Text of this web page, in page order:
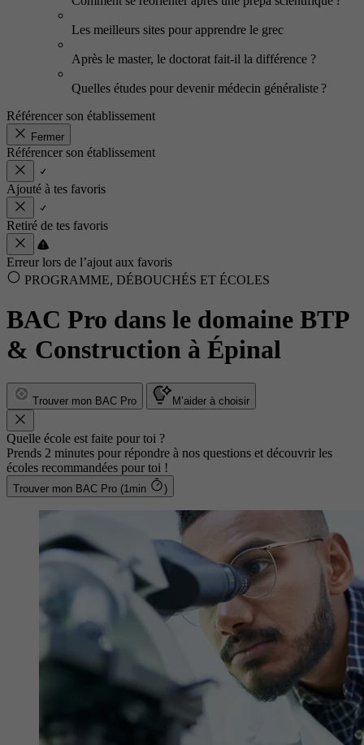
Les meilleurs sites pour apprendre le grec
Après le master, le doctorat fait-il la différence ?
Quelles études pour devenir médecin généraliste ?
Référencer son établissement
Fermer
Référencer son établissement
Ajouté à tes favoris
Retiré de tes favoris
Erreur lors de l’ajout aux favoris
PROGRAMME, DÉBOUCHÉS ET ÉCOLES
BAC Pro dans le domaine BTP
& Construction à Épinal
Trouver mon BAC Pro M’aider à choisir
Quelle école est faite pour toi ?
Prends 2 minutes pour répondre à nos questions et découvrir les
écoles recommandées pour toi !
Trouver mon BAC Pro (1min )